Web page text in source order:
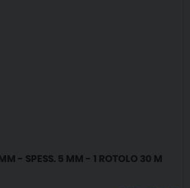
- SPESS. 5 MM - 1 ROTOLO 30 M